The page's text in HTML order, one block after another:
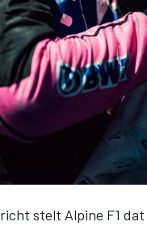
stelt Alpine F1